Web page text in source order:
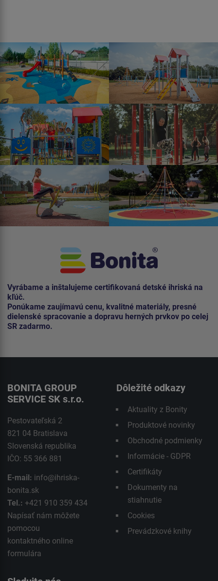
Vyrábame a inštalujeme certifikovaná detské ihriská na
kľúč.
Ponúkame zaujímavú cenu, kvalitné materiály, presné
dielenské spracovanie a dopravu herných prvkov po celej
SR zadarmo.
BONITA GROUP
SERVICE SK s.r.o.
Pestovateľská 2
821 04 Bratislava
Slovenská republika
IČO: 55 366 881
E-mail: info@ihriska-
bonita.sk
Tel.: +421 910 359 434
Napísať nám môžete
pomocou
kontaktného online
formulára
Dôležité odkazy
Aktuality z Bonity
Produktové novinky
Obchodné podmienky
Informácie - GDPR
Certifikáty
Dokumenty na
stiahnutie
Cookies
Prevádzkové knihy